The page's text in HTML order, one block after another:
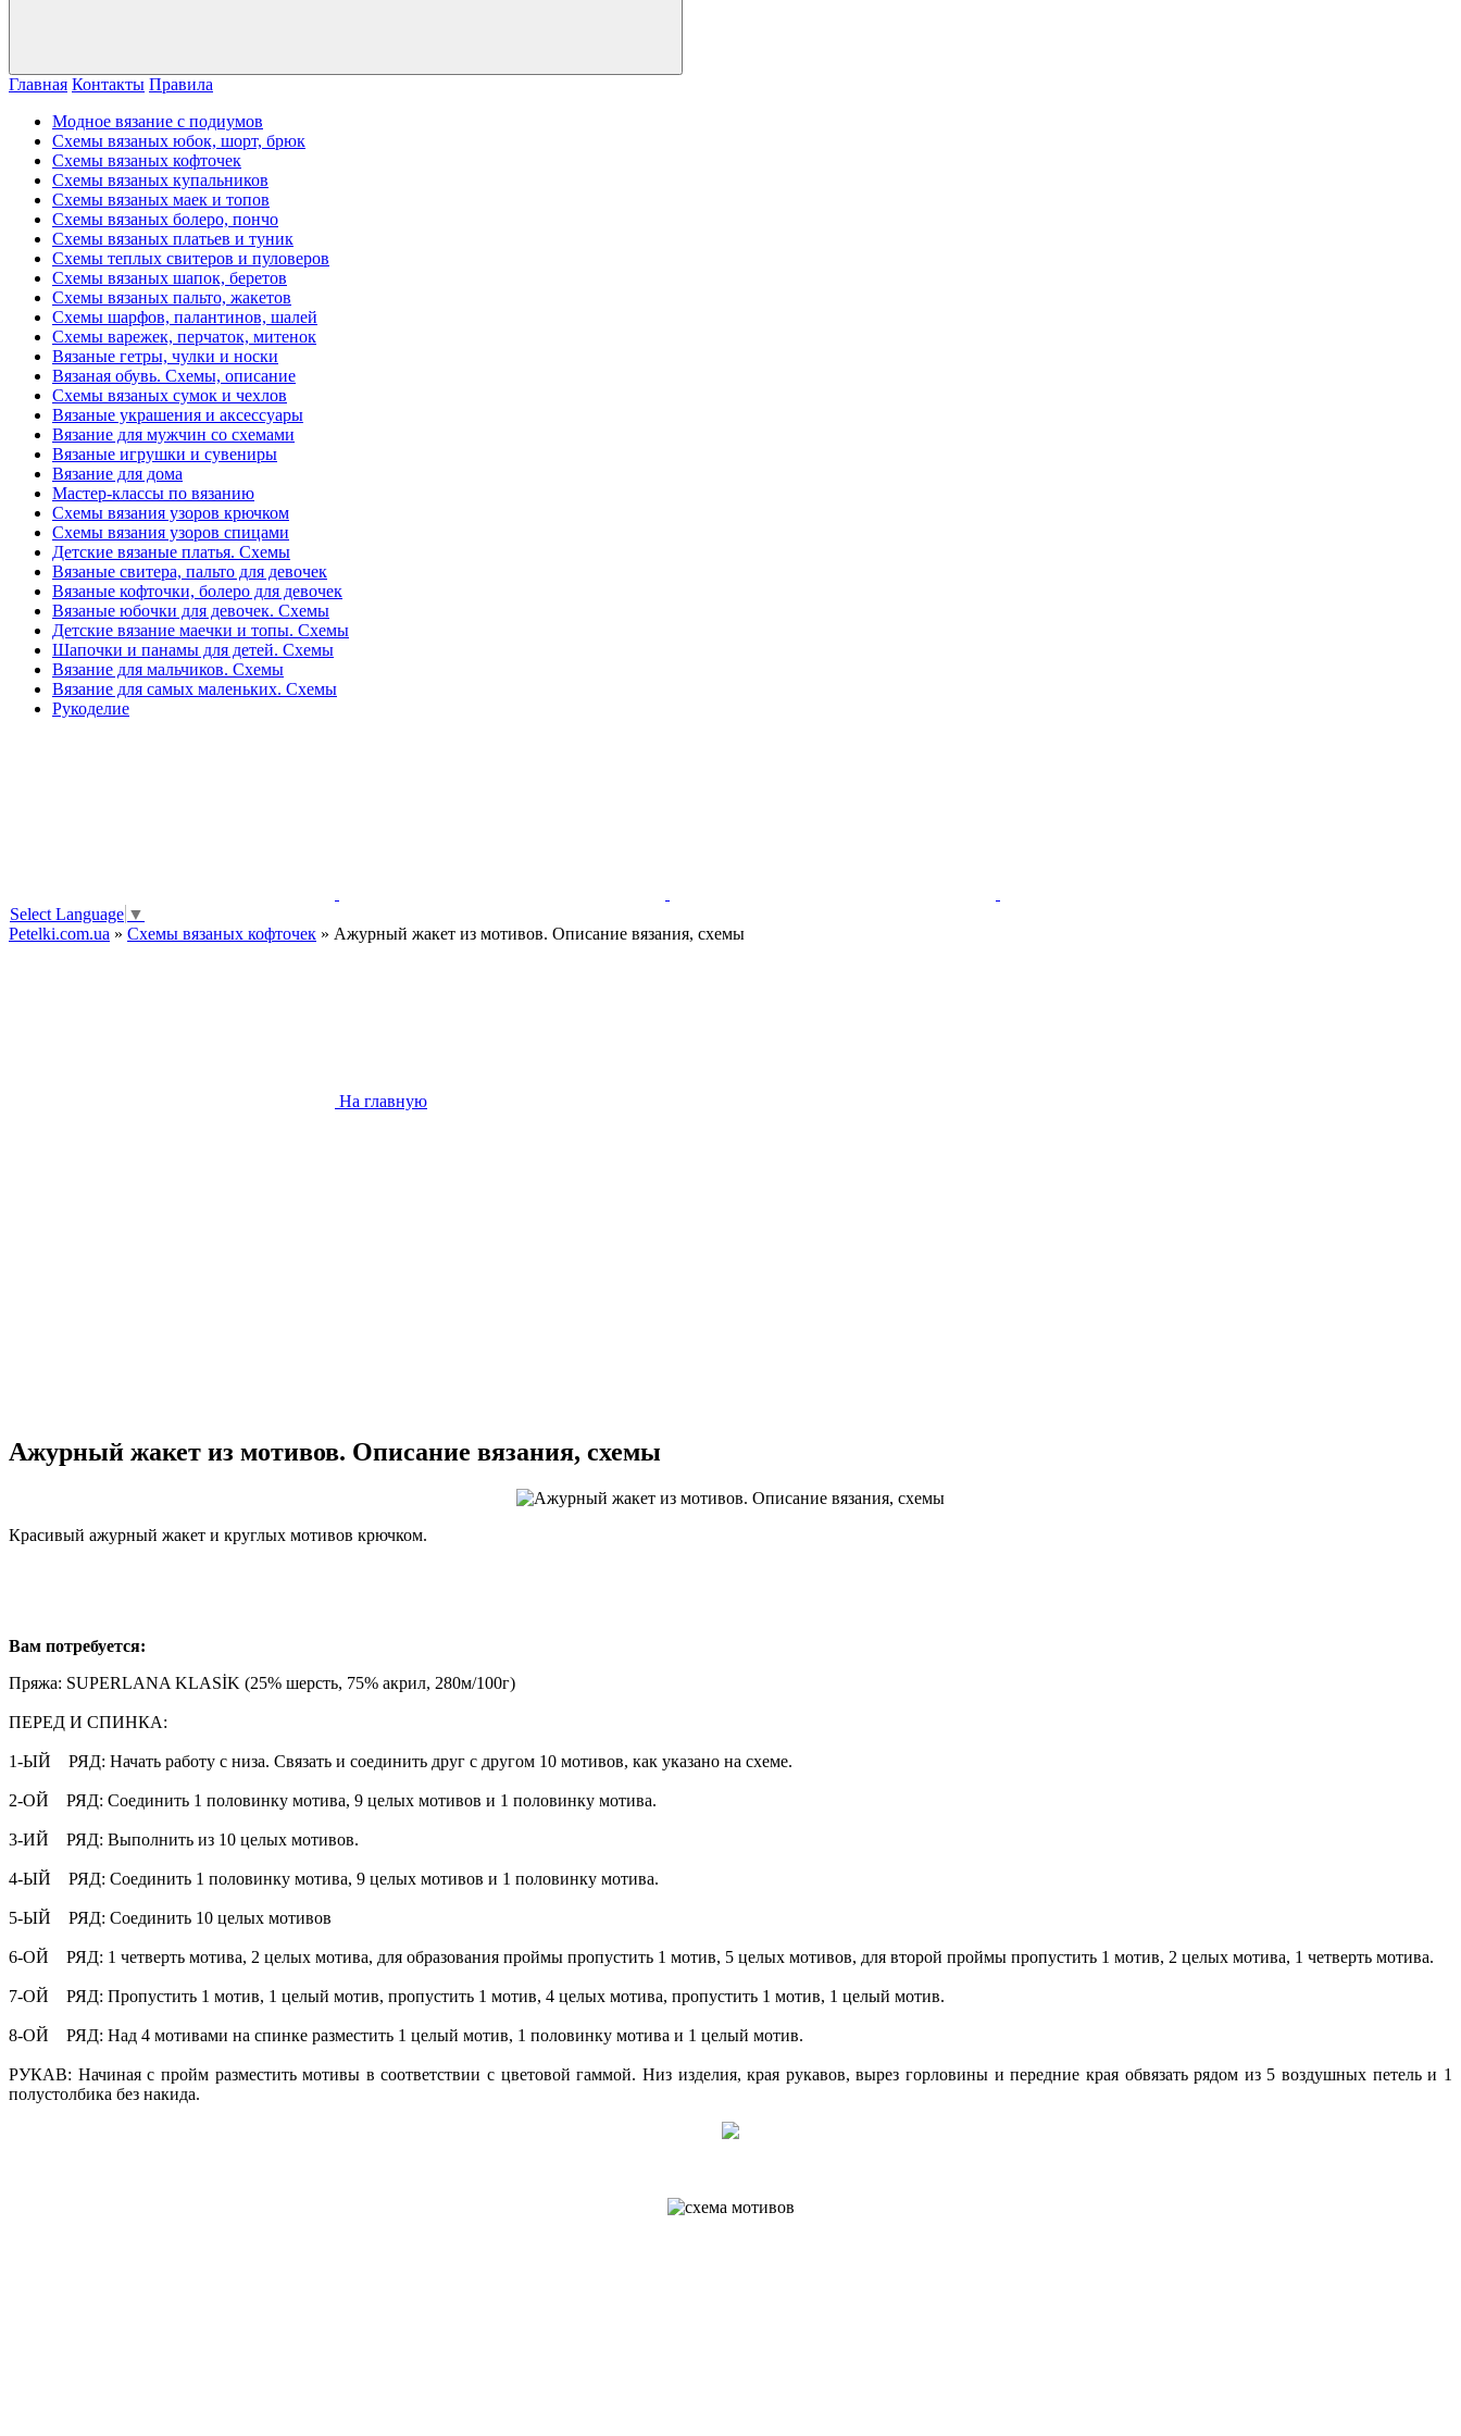
Главная Контакты Правила
Модное вязание с подиумов
Схемы вязаных юбок, шорт, брюк
Схемы вязаных кофточек
Схемы вязаных купальников
Схемы вязаных маек и топов
Схемы вязаных болеро, пончо
Схемы вязаных платьев и туник
Схемы теплых свитеров и пуловеров
Схемы вязаных шапок, беретов
Схемы вязаных пальто, жакетов
Схемы шарфов, палантинов, шалей
Схемы варежек, перчаток, митенок
Вязаные гетры, чулки и носки
Вязаная обувь. Схемы, описание
Схемы вязаных сумок и чехлов
Вязаные украшения и аксессуары
Вязание для мужчин со схемами
Вязаные игрушки и сувениры
Вязание для дома
Мастер-классы по вязанию
Схемы вязания узоров крючком
Схемы вязания узоров спицами
Детские вязаные платья. Схемы
Вязаные свитера, пальто для девочек
Вязаные кофточки, болеро для девочек
Вязаные юбочки для девочек. Схемы
Детские вязание маечки и топы. Схемы
Шапочки и панамы для детей. Схемы
Вязание для мальчиков. Схемы
Вязание для самых маленьких. Схемы
Рукоделие
Select Language ▼
Petelki.com.ua » Схемы вязаных кофточек » Ажурный жакет из мотивов. Описание вязания, схемы
На главную
Ажурный жакет из мотивов. Описание вязания, схемы
Красивый ажурный жакет и круглых мотивов крючком.
Вам потребуется:
Пряжа: SUPERLANA KLASİK (25% шерсть, 75% акрил, 280м/100г)
ПЕРЕД И СПИНКА:
1-ЫЙ РЯД: Начать работу с низа. Связать и соединить друг с другом 10 мотивов, как указано на схеме.
2-ОЙ РЯД: Соединить 1 половинку мотива, 9 целых мотивов и 1 половинку мотива.
3-ИЙ РЯД: Выполнить из 10 целых мотивов.
4-ЫЙ РЯД: Соединить 1 половинку мотива, 9 целых мотивов и 1 половинку мотива.
5-ЫЙ РЯД: Соединить 10 целых мотивов
6-ОЙ РЯД: 1 четверть мотива, 2 целых мотива, для образования проймы пропустить 1 мотив, 5 целых мотивов, для второй проймы пропустить 1 мотив, 2 целых мотива, 1 четверть мотива.
7-ОЙ РЯД: Пропустить 1 мотив, 1 целый мотив, пропустить 1 мотив, 4 целых мотива, пропустить 1 мотив, 1 целый мотив.
8-ОЙ РЯД: Над 4 мотивами на спинке разместить 1 целый мотив, 1 половинку мотива и 1 целый мотив.
РУКАВ: Начиная с пройм разместить мотивы в соответствии с цветовой гаммой. Низ изделия, края рукавов, вырез горловины и передние края обвязать рядом из 5 воздушных петель и 1
полустолбика без накида.